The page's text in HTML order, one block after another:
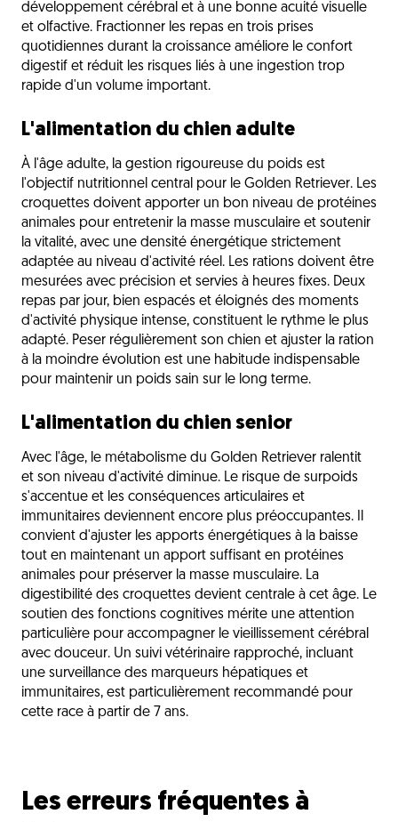
développement cérébral et à une bonne acuité visuelle
et olfactive. Fractionner les repas en trois prises
quotidiennes durant la croissance améliore le confort
digestif et réduit les risques liés à une ingestion trop
rapide d'un volume important.
L'alimentation du chien adulte
À l'âge adulte, la gestion rigoureuse du poids est
l'objectif nutritionnel central pour le Golden Retriever. Les
croquettes doivent apporter un bon niveau de protéines
animales pour entretenir la masse musculaire et soutenir
la vitalité, avec une densité énergétique strictement
adaptée au niveau d'activité réel. Les rations doivent être
mesurées avec précision et servies à heures fixes. Deux
repas par jour, bien espacés et éloignés des moments
d'activité physique intense, constituent le rythme le plus
adapté. Peser régulièrement son chien et ajuster la ration
à la moindre évolution est une habitude indispensable
pour maintenir un poids sain sur le long terme.
L'alimentation du chien senior
Avec l'âge, le métabolisme du Golden Retriever ralentit
et son niveau d'activité diminue. Le risque de surpoids
s'accentue et les conséquences articulaires et
immunitaires deviennent encore plus préoccupantes. Il
convient d'ajuster les apports énergétiques à la baisse
tout en maintenant un apport suffisant en protéines
animales pour préserver la masse musculaire. La
digestibilité des croquettes devient centrale à cet âge. Le
soutien des fonctions cognitives mérite une attention
particulière pour accompagner le vieillissement cérébral
avec douceur. Un suivi vétérinaire rapproché, incluant
une surveillance des marqueurs hépatiques et
immunitaires, est particulièrement recommandé pour
cette race à partir de 7 ans.
Les erreurs fréquentes à